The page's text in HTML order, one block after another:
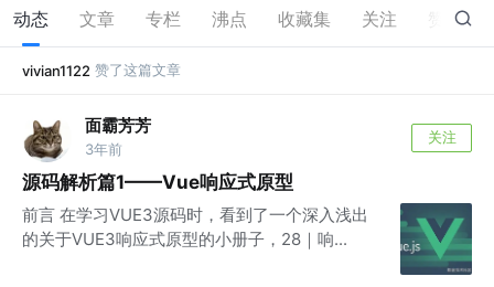
动态 文章 专栏 沸点 收藏集 关注 23
vivian1122 赞了这篇文章
面霸芳芳
3年前
关注
源码解析篇1——Vue响应式原型
前言 在学习VUE3源码时，看到了一个深入浅出
的关于VUE3响应式原型的小册子，28｜响...